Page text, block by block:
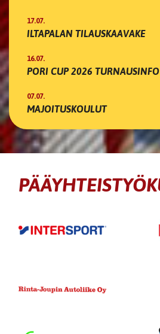
17.07.
ILTAPALAN TILAUSKAAVAKE
16.07.
PORI CUP 2026 TURNAUSINFO
07.07.
MAJOITUSKOULUT